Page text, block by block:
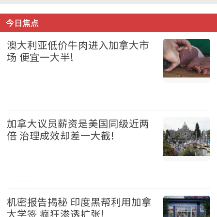
今日焦点
澳大利亚低价牛肉进入加拿大市
场 便宜一大半!
加拿大 2026-08-05
加拿大议员薪资是美国同级近两
倍 治理成效却差一大截!
加拿大 2026-08-05
机密报告揭秘 印度黑帮利用加拿
大学签 疯狂渗透扩张!